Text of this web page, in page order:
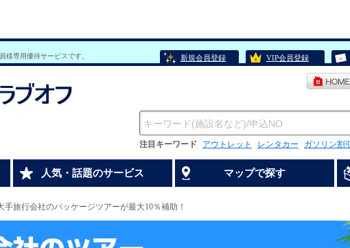
様専用優待サービスです。 新規会員登録 VIP会員登録
注目キーワード アウトレット レンタカー ガソリン割引
人気・話題のサービス マップで探す
旅行会社のパッケージツアーが最大10％補助！